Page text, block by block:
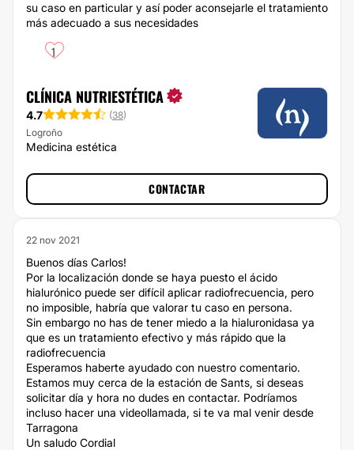
su caso en particular y así poder aconsejarle el tratamiento
más adecuado a sus necesidades
1
CLÍNICA NUTRIESTÉTICA
4.7 (38)
Logroño
Medicina estética
CONTACTAR
22 nov 2021
Buenos días Carlos!
Por la localización donde se haya puesto el ácido
hialurónico puede ser difícil aplicar radiofrecuencia, pero
no imposible, habría que valorar tu caso en persona.
Sin embargo no has de tener miedo a la hialuronidasa ya
que es un tratamiento efectivo y más rápido que la
radiofrecuencia
Esperamos haberte ayudado con nuestro comentario.
Estamos muy cerca de la estación de Sants, si deseas
solicitar día y hora no dudes en contactar. Podríamos
incluso hacer una videollamada, si te va mal venir desde
Tarragona
Un saludo Cordial